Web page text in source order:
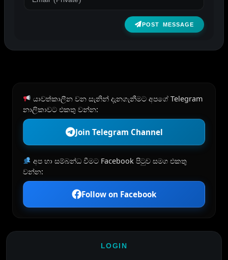
POST MESSAGE
යාවත්කාලීන වන සැනින් දැනගැනීමට අපගේ Telegram
නාලිකාවට එකතු වන්න:
Join Telegram Channel
අප හා සම්බන්ධ වීමට Facebook පිටුව සමග එකතු
වන්න:
Follow on Facebook
LOGIN